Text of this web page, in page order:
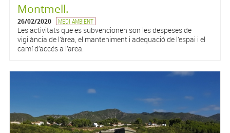
Montmell.
26/02/2020 MEDI AMBIENT
Les activitats que es subvencionen son les despeses de
vigilància de l’àrea, el manteniment i adequació de l’espai i el
camí d’accés a l’area.